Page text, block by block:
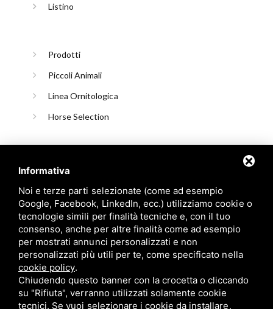
Listino
Prodotti
Piccoli Animali
Linea Ornitologica
Horse Selection
Candioli srl: P.IVA/C.F. 10358790011 / Sede: Strada Comunale
di None, 1 - 10092 BEINASCO (TO)
Informativa
Noi e terze parti selezionate (come ad esempio
Google, Facebook, LinkedIn, ecc.) utilizziamo cookie o
tecnologie simili per finalità tecniche e, con il tuo
consenso, anche per altre finalità come ad esempio
per mostrati annunci personalizzati e non
personalizzati più utili per te, come specificato nella
cookie policy.
Chiudendo questo banner con la crocetta o cliccando
su "Rifiuta", verranno utilizzati solamente cookie
tecnici. Se vuoi selezionare i cookie da installare,